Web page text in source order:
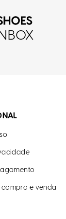
e venda